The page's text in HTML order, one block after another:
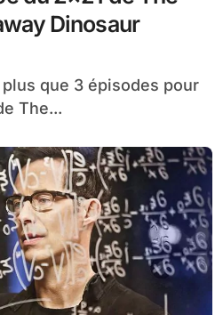
Dinosaur
The...